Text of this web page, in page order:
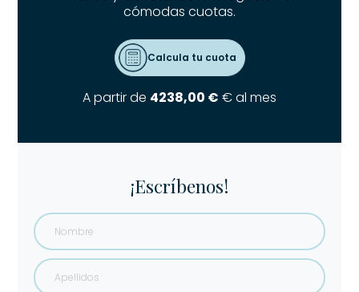
cómodas cuotas.
Calcula tu cuota
A partir de 4238,00 € € al mes
¡Escríbenos!